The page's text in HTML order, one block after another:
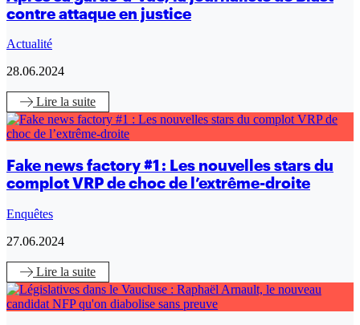
contre attaque en justice
Actualité
28.06.2024
Lire la suite
Fake news factory #1 : Les nouvelles stars du
complot VRP de choc de l’extrême-droite
Enquêtes
27.06.2024
Lire la suite